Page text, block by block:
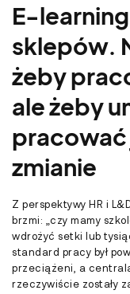
E-
sklepów.
żeby
ale żeby
pracować
zmianie
Z perspektywy HR i
brzmi: „czy mamy
wdrożyć setki lub
standard pracy był
przeciążeni, a
rzeczywiście zostały